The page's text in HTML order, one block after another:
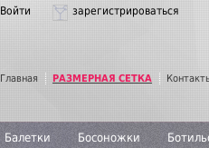
Войти зарегистрироваться
Главная РАЗМЕРНАЯ СЕТКА
Балетки Босоножки